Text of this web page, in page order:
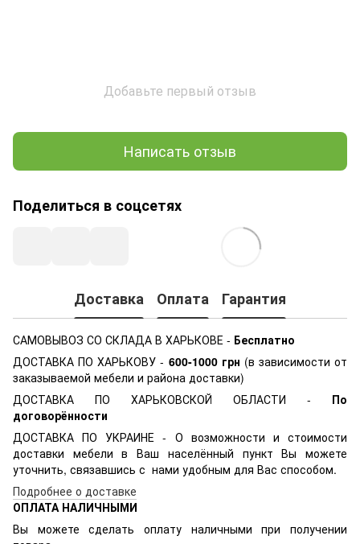
Добавьте первый отзыв
Написать отзыв
Поделиться в соцсетях
Доставка Оплата Гарантия
САМОВЫВОЗ СО СКЛАДА В ХАРЬКОВЕ - Бесплатно
ДОСТАВКА ПО ХАРЬКОВУ - 600-1000грн (в зависимости от
заказываемой мебели и района доставки)
ДОСТАВКА ПО ХАРЬКОВСКОЙ ОБЛАСТИ - По
договорённости
ДОСТАВКА ПО УКРАИНЕ - О возможности и стоимости
доставки мебели в Ваш населённый пункт Вы можете
уточнить, связавшись с нами удобным для Вас способом.
Подробнее о доставке
ОПЛАТА НАЛИЧНЫМИ
Вы можете сделать оплату наличными при получении